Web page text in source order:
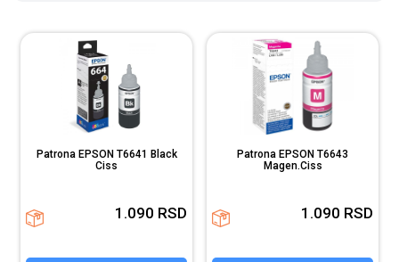
Patrona EPSON T6641 Black
Ciss
1.090 RSD
Patrona EPSON T6643
Magen.Ciss
1.090 RSD